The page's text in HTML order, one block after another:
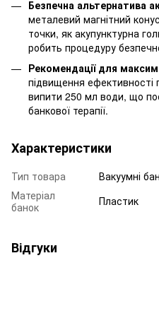
Безпечна альтернатива
металевий магнітний
точки, як акупунктурна
робить процедуру
Рекомендації для
підвищення
випити 250 мл води, що
банкової терапії.
Характеристики
Тип товара
Вакуумні
Матеріал
банок
Пластик
Відгуки